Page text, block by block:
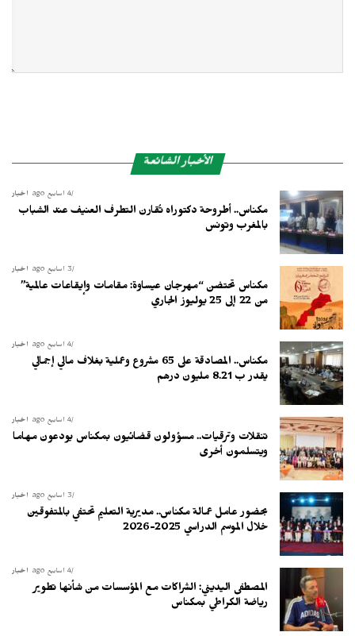
الأخبار الشائعة
أخبار 4 أسابيع ago
مكناس.. أطروحة دكتوراه تُقارن التطرف العنيف عند الشباب
بالمغرب وتونس
أخبار 3 أسابيع ago
مكناس تحتضن “مهرجان عيساوة: مقامات وإيقاعات عالمية”
من 22 إلى 25 يوليوز الجاري
أخبار 4 أسابيع ago
مكناس.. المصادقة على 65 مشروع وعملية بغلاف مالي إجمالي
يقدر ب 8.21 مليون درهم
أخبار 4 أسابيع ago
تنقلات وترقيات.. مسؤولون قضائيون بمكناس يودعون مهاما
ويتسلمون أخرى
أخبار 3 أسابيع ago
بحضور عامل عمالة مكناس.. مديرية التعليم تحتفي بالمتفوقين
خلال الموسم الدراسي 2025-2026
أخبار 4 أسابيع ago
المصطفى اليديني: الشراكات مع المؤسسات من شأنها تطوير
رياضة الكراطي بمكناس